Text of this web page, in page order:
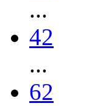
...
42
...
62